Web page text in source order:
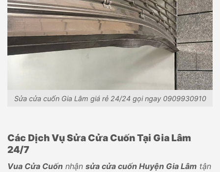
Sửa cửa cuốn Gia Lâm giá rẻ 24/24 gọi ngay 0909930910
Các Dịch Vụ Sửa Cửa Cuốn Tại Gia Lâm
24/7
Vua Cửa Cuốn nhận sửa cửa cuốn Huyện Gia Lâm tận